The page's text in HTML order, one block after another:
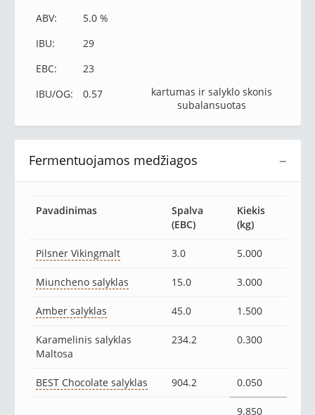
ABV:
5.0 %
IBU:
29
EBC:
23
IBU/OG:
0.57
kartumas ir salyklo skonis
subalansuotas
−
Fermentuojamos medžiagos
Pavadinimas
Spalva
(EBC)
Kiekis
(kg)
Pilsner Vikingmalt 3.0 5.000
Miuncheno salyklas 15.0 3.000
Amber salyklas 45.0 1.500
Karamelinis salyklas
Maltosa
234.2 0.300
BEST Chocolate salyklas 904.2 0.050
9.850